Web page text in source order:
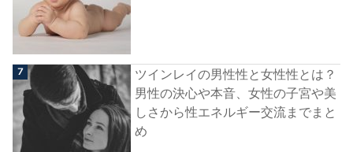
ツインレイの男性性と女性性とは？
男性の決心や本音、女性の子宮や美
しさから性エネルギー交流までまと
め